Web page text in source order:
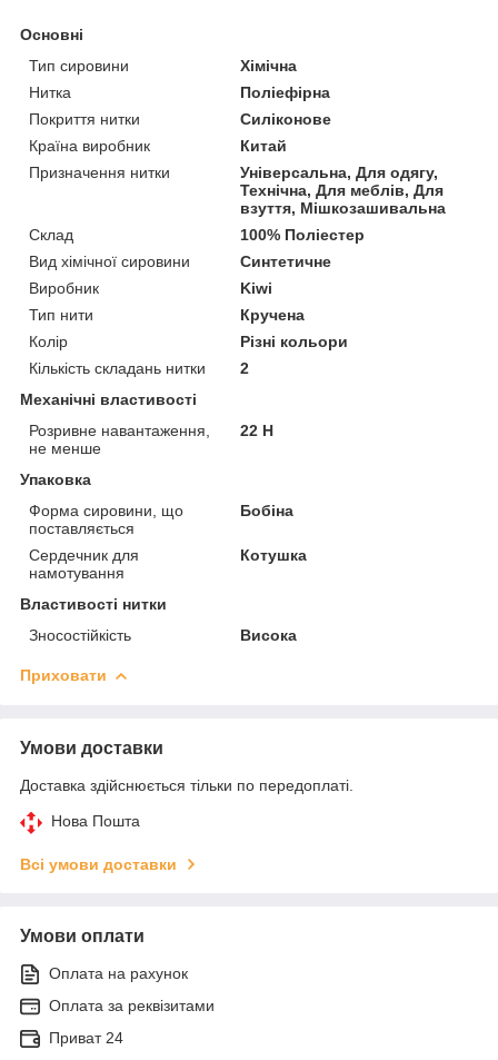
Основні
Тип сировини
Хімічна
Нитка
Поліефірна
Покриття нитки
Силіконове
Країна виробник
Китай
Призначення нитки
Універсальна, Для одягу,
Технічна, Для меблів, Для
взуття, Мішкозашивальна
Склад
100% Поліестер
Вид хімічної сировини
Синтетичне
Виробник
Kiwi
Тип нити
Кручена
Колір
Різні кольори
Кількість складань нитки
2
Механічні властивості
Розривне навантаження,
не менше
22 Н
Упаковка
Форма сировини, що
поставляється
Бобіна
Сердечник для
намотування
Котушка
Властивості нитки
Зносостійкість
Висока
Приховати
Умови доставки
Доставка здійснюється тільки по передоплаті.
Нова Пошта
Всі умови доставки
Умови оплати
Оплата на рахунок
Оплата за реквізитами
Приват 24